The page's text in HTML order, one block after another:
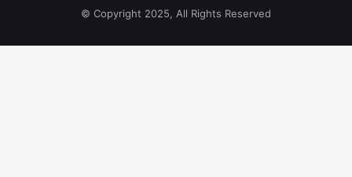
© Copyright 2025, All Rights Reserved